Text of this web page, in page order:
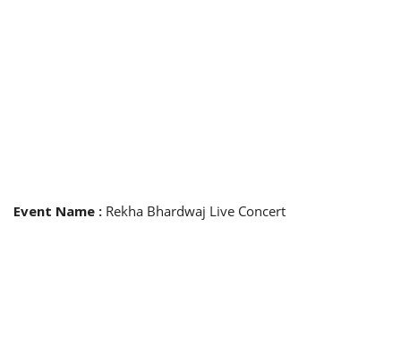
Event Name : Rekha Bhardwaj Live Concert